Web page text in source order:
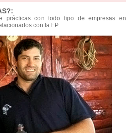
prácticas con todo tipo de empresas en
con la FP